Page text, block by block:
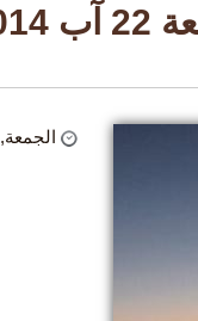
الجمعة, 22 آب 2014